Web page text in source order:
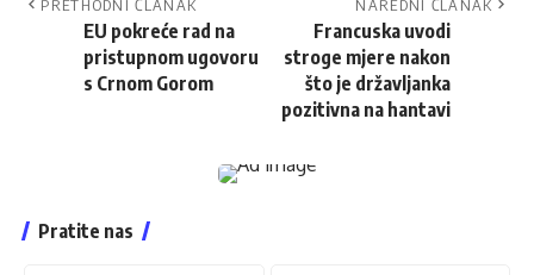
PRETHODNI ČLANAK
EU pokreće rad na
pristupnom ugovoru
s Crnom Gorom
NAREDNI ČLANAK
Francuska uvodi
stroge mjere nakon
što je državljanka
pozitivna na hantavi
Pratite nas